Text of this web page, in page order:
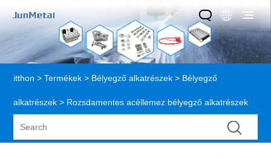
itthon > Termékek > Bélyegző alkatrészek > Bélyegző
alkatrészek > Rozsdamentes acéllemez bélyegző alkatrészek